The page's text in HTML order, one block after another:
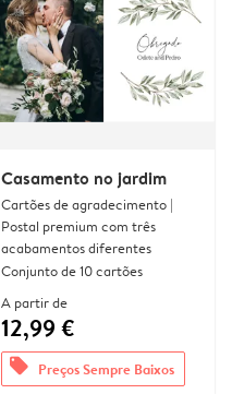
Casamento no jardim
Cartões de agradecimento |
Postal premium com três
acabamentos diferentes
Conjunto de 10 cartões
A partir de
12,99 €
offers Preços Sempre Baixos